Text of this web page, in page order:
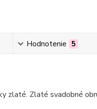
Hodnotenie 5
zlaté. Zlaté svadobné